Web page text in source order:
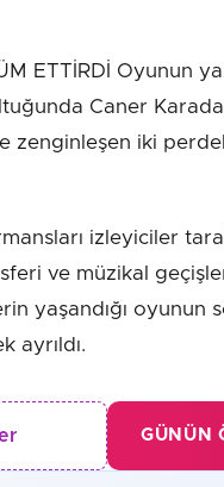
ETTİRDİ Oyunun
Caner
zenginleşen iki
izleyiciler
ve müzikal
yaşandığı oyunun
ayrıldı.
GÜNÜN